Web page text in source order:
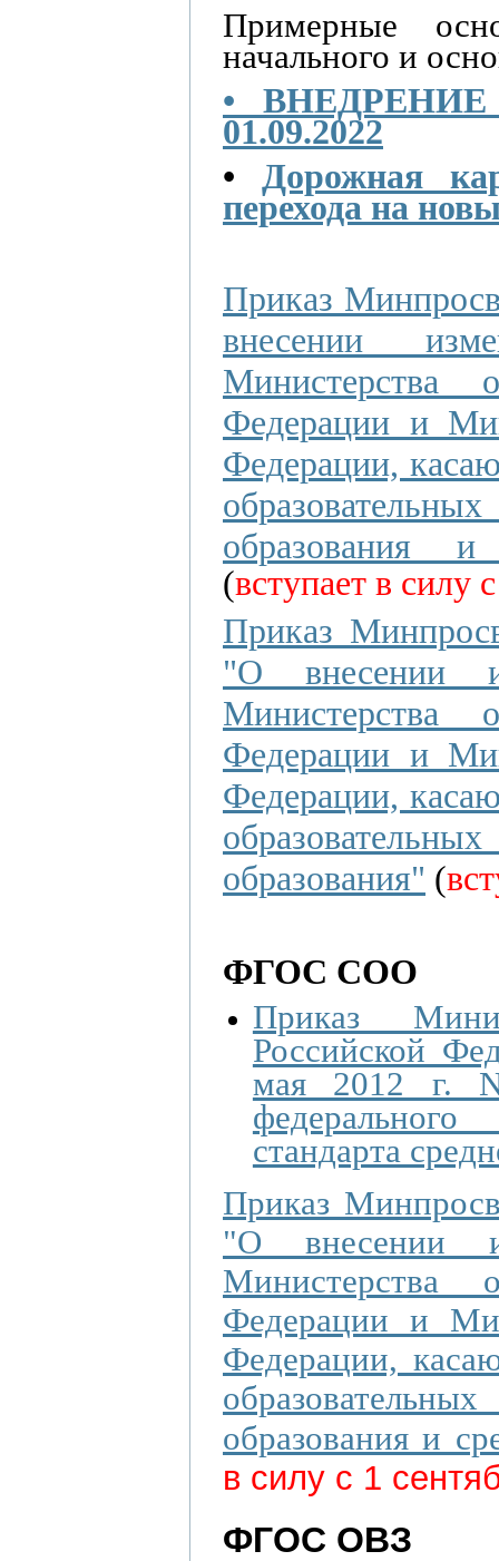
Примерные
начального и
•
01.09.2022
• Дорожная
перехода на
Приказ
внесении
Министерства
Федерации и
Федерации,
образования
(вступает в силу
Приказ
"О внесении
Министерства
Федерации и
Федерации,
образования" (
ФГОС СОО
Приказ
Российской
мая 2012 г.
федерального
стандарта
Приказ
"О внесении
Министерства
Федерации и
Федерации,
образования и
в силу с 1
ФГОС ОВЗ